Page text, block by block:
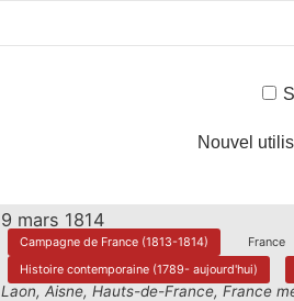
Nouvel
9 mars 1814
Campagne de France (1813-1814) France
Histoire contemporaine (1789- aujourd'hui)
Laon, Aisne, Hauts-de-France, France